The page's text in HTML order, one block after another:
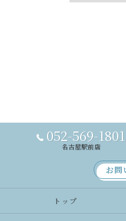
052-569-1801
名古屋駅前店
お問
トップ